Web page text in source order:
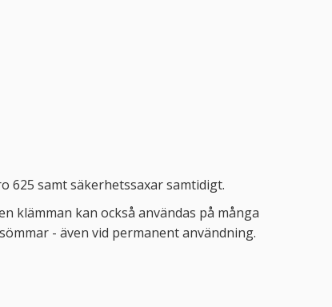
625 samt säkerhetssaxar samtidigt.
klämman kan också användas på många
- även vid permanent användning.